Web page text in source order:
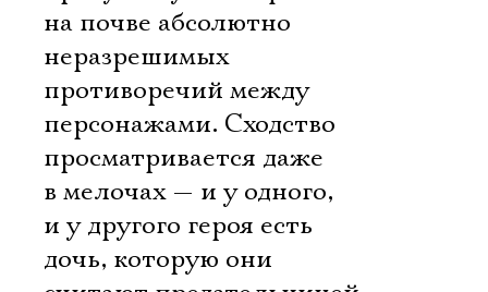
на почве абсолютно
неразрешимых
противоречий между
персонажами. Сходство
просматривается даже
в мелочах — и у одного,
и у другого героя есть
дочь, которую они